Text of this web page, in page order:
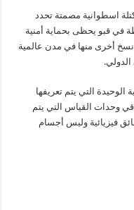
اسطوانية مصمتة تحدد
وهي محفوظة في قبو يحظى بحماية أمنية
نسخ أخرى منها في مدن عالمية
الدولي.
الوحيدة التي يتم تعريفها
وحدات القياس التي يتم
فيزيائية وليس أجسام